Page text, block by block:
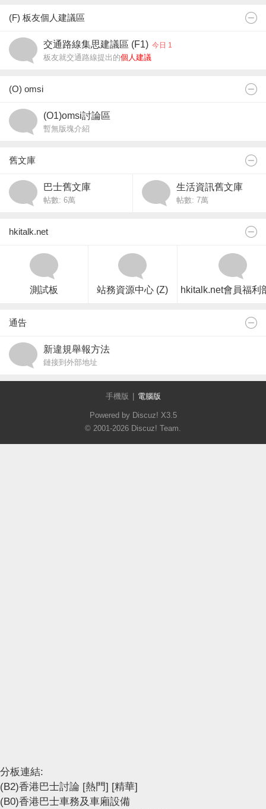
(F) 板友個人建議區
交通路線集思建議區 (F1) 今日 1
板友就交通路線提出的個人建議
(O) omsi
(O1)omsi討論區
暫無版塊介紹
舊文庫
巴士舊文庫
帖數: 6萬
生活資訊舊文庫
帖數: 7萬
hkitalk.net
測試板 站務資源中心 (Z) hkitalk.net會員福利
通告
新違規舉報方法
鏈接到外部地址
手機版 電腦版
Powered by Discuz! X3.5
© 2001-2026 Discuz! Team.
分板連結:
(B2)香港巴士討論 [熱門] [精華]
(B0)香港巴士車務及車廂設備